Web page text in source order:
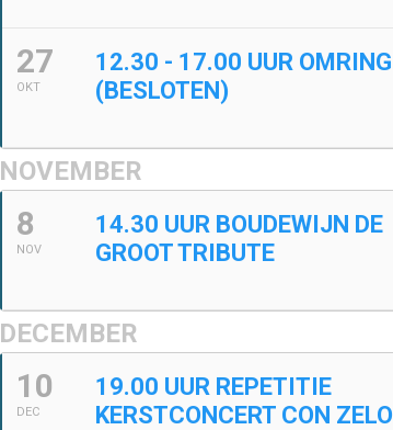
27
OKT
12.30 - 17.00 UUR OMRING
(BESLOTEN)
NOVEMBER
8
NOV
14.30 UUR BOUDEWIJN DE
GROOT TRIBUTE
DECEMBER
10
DEC
19.00 UUR REPETITIE
KERSTCONCERT CON ZELO